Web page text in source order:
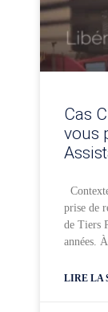
Cas
vous
prise de
de Tiers
années.
LIRE LA